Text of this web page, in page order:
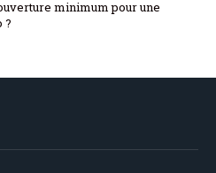
minimum pour une
?